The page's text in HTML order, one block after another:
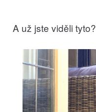
A už jste viděli tyto?